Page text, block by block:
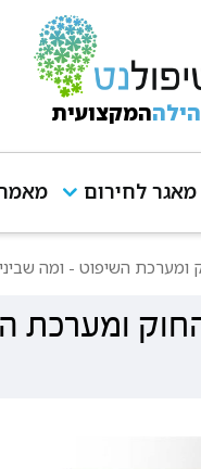
המקצועית
מאגר לחירום
ומערכת השיפוט - ומה
ומערכת